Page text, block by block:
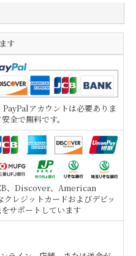
す
アカウントは必要ありま
全で無料です。
、Discover、American
レジットカードおよびデビッ
サポートしています